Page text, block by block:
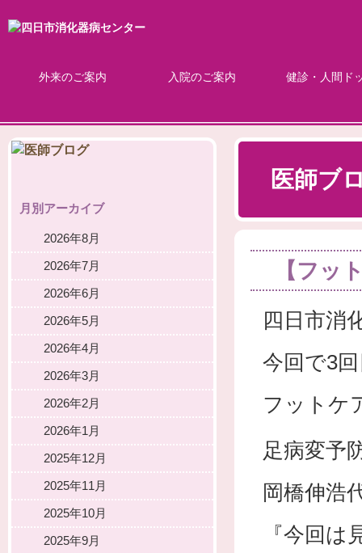
外来のご案内 入院のご案内 健診・人間ド
医師ブ
【フッ
四日市消
今回で3
フットケ
足病変予
岡橋伸浩
『今回は
月別アーカイブ
2026年8月
2026年7月
2026年6月
2026年5月
2026年4月
2026年3月
2026年2月
2026年1月
2025年12月
2025年11月
2025年10月
2025年9月